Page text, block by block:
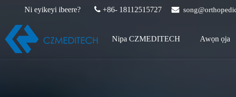
Ni eyikeyi ibeere?  +86- 18112515727 
Nipa CZMEDITECH Awọn ọja